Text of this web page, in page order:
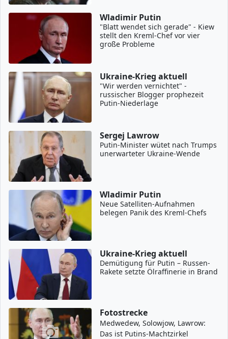
Wladimir Putin
"Blatt wendet sich gerade" - Kiew
stellt den Kreml-Chef vor vier
große Probleme
Ukraine-Krieg aktuell
"Wir werden vernichtet" -
russischer Blogger prophezeit
Putin-Niederlage
Sergej Lawrow
Putin-Minister wütet nach Trumps
unerwarteter Ukraine-Wende
Wladimir Putin
Neue Satelliten-Aufnahmen
belegen Panik des Kreml-Chefs
Ukraine-Krieg aktuell
Demütigung für Putin – Russen-
Rakete setzte Ölraffinerie in Brand
Fotostrecke
Medwedew, Solowjow, Lawrow:
Das ist Putins-Machtzirkel